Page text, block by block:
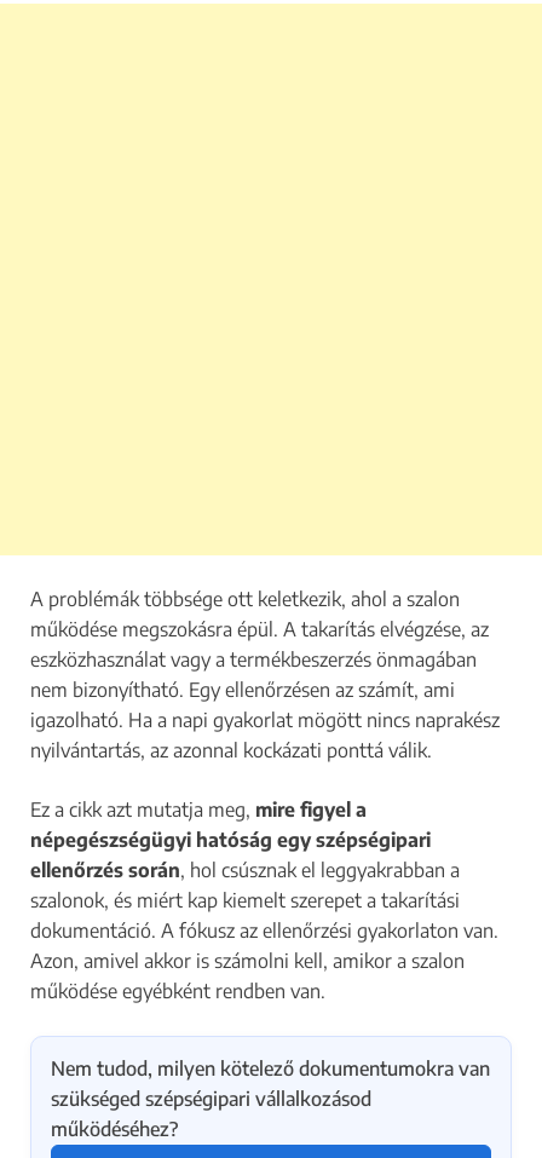
A problémák többsége ott keletkezik, ahol a szalon
működése megszokásra épül. A takarítás elvégzése, az
eszközhasználat vagy a termékbeszerzés önmagában
nem bizonyítható. Egy ellenőrzésen az számít, ami
igazolható. Ha a napi gyakorlat mögött nincs naprakész
nyilvántartás, az azonnal kockázati ponttá válik.
Ez a cikk azt mutatja meg, mire figyel a
népegészségügyi hatóság egy szépségipari
ellenőrzés során, hol csúsznak el leggyakrabban a
szalonok, és miért kap kiemelt szerepet a takarítási
dokumentáció. A fókusz az ellenőrzési gyakorlaton van.
Azon, amivel akkor is számolni kell, amikor a szalon
működése egyébként rendben van.
Nem tudod, milyen kötelező dokumentumokra van
szükséged szépségipari vállalkozásod
működéséhez?